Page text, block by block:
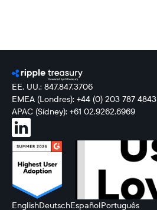
EE. UU.: 847.847.3706
EMEA (Londres): +44 (0) 203 787 4843
APAC (Sídney): +61 02.9262.6969
EnglishDeutschEspañolPortuguês